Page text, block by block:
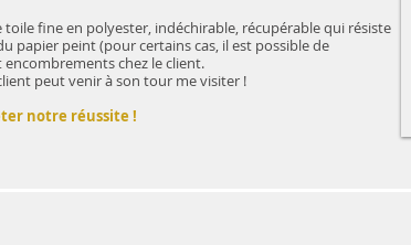
fine en polyester, indéchirable, récupérable qui résiste
papier peint (pour certains cas, il est possible de
encombrements chez le client.
peut venir à son tour me visiter !
notre réussite !